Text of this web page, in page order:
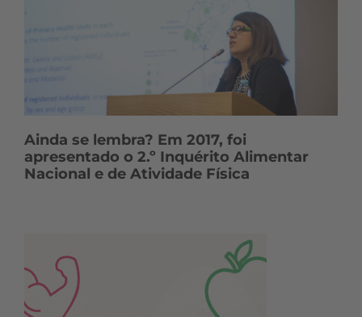
Ainda se lembra? Em 2017, foi
apresentado o 2.º Inquérito Alimentar
Nacional e de Atividade Física